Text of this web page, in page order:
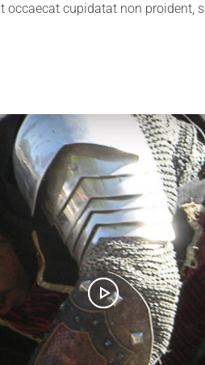
occaecat cupidatat non proident,